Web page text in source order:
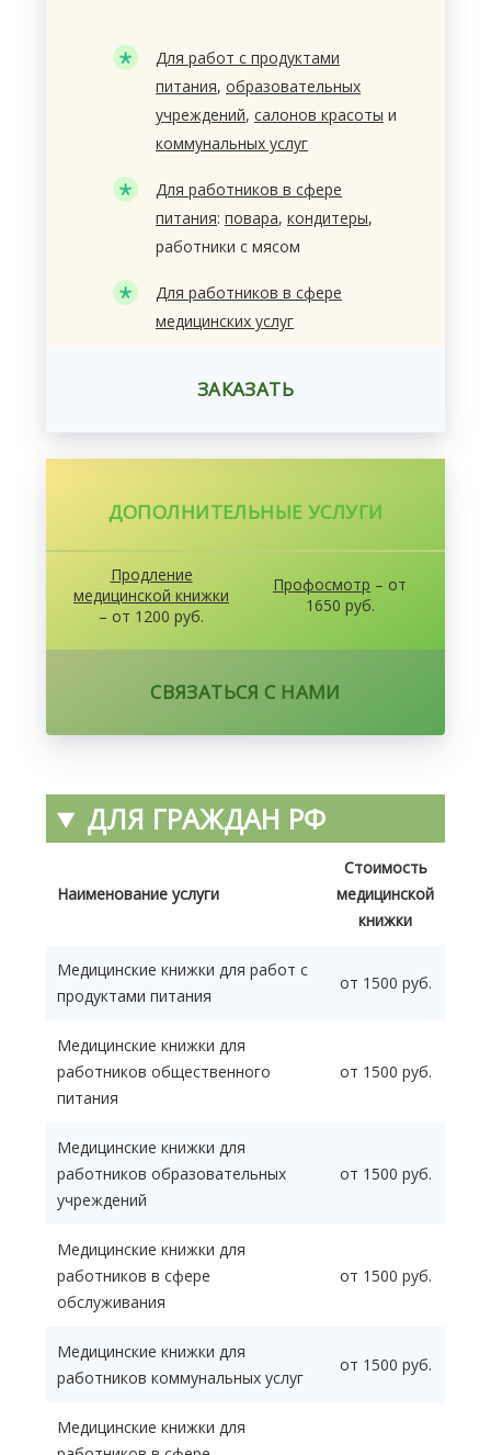
Для работ с продуктами
питания, образовательных
учреждений, салонов красоты и
коммунальных услуг
Для работников в сфере
питания: повара, кондитеры,
работники с мясом
Для работников в сфере
медицинских услуг
ЗАКАЗАТЬ
ДОПОЛНИТЕЛЬНЫЕ УСЛУГИ
Продление
медицинской книжки
– от 1200 руб.
Профосмотр – от
1650 руб.
СВЯЗАТЬСЯ С НАМИ
ДЛЯ ГРАЖДАН РФ
Наименование услуги
Стоимость
медицинской
книжки
Медицинские книжки для работ с
продуктами питания
от 1500 руб.
Медицинские книжки для
работников общественного
питания
от 1500 руб.
Медицинские книжки для
работников образовательных
учреждений
от 1500 руб.
Медицинские книжки для
работников в сфере
обслуживания
от 1500 руб.
Медицинские книжки для
работников коммунальных услуг
от 1500 руб.
Медицинские книжки для